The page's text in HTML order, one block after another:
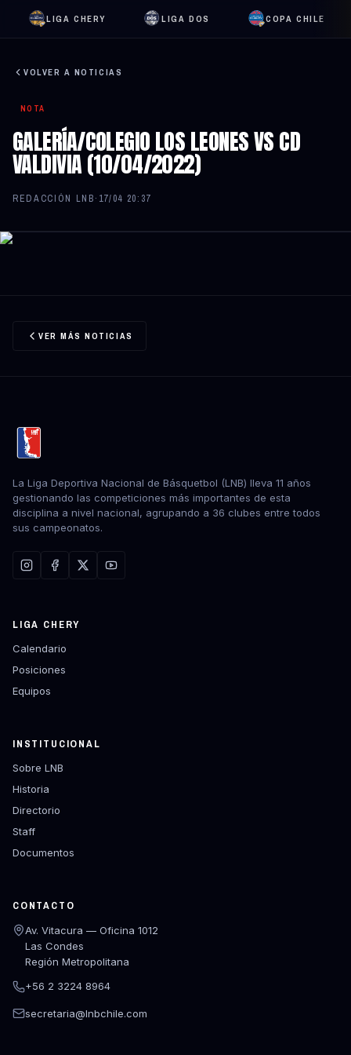
LIGA CHERY LIGA DOS COPA CHILE
VOLVER A NOTICIAS
NOTA
GALERÍA/COLEGIO LOS LEONES VS CD
VALDIVIA (10/04/2022)
REDACCIÓN LNB· 17/04 20:37
VER MÁS NOTICIAS
La Liga Deportiva Nacional de Básquetbol (LNB) lleva 11 años
gestionando las competiciones más importantes de esta
disciplina a nivel nacional, agrupando a 36 clubes entre todos
sus campeonatos.
LIGA CHERY
Calendario
Posiciones
Equipos
INSTITUCIONAL
Sobre LNB
Historia
Directorio
Staff
Documentos
CONTACTO
Av. Vitacura — Oficina 1012
Las Condes
Región Metropolitana
+56 2 3224 8964
secretaria@lnbchile.com